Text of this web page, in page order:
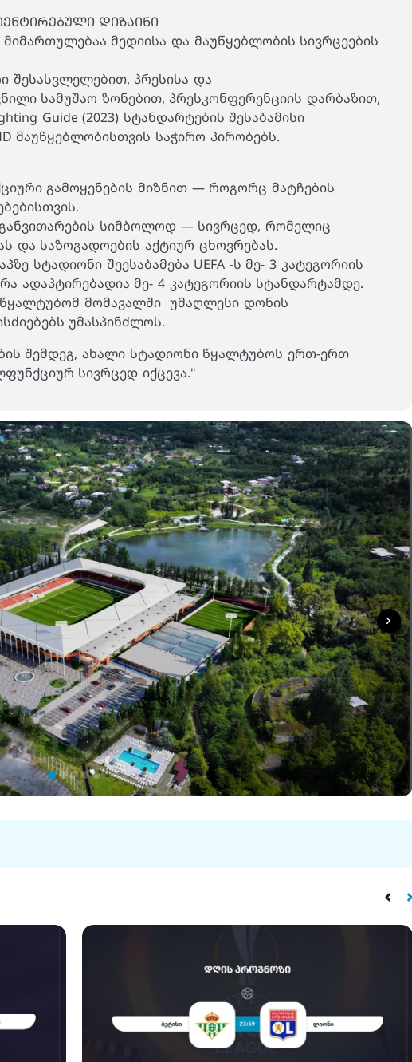
ᲓᲘᲖᲐᲘᲜᲘ
მედიისა და მაუწყებლობის სივრცეების
შესასვლელებით, პრესისა და
სამუშაო ზონებით, პრესკონფერენციის დარბაზით,
Guide (2023) სტანდარტების შესაბამისი
მაუწყებლობისთვის საჭირო პირობებს.
გამოყენების მიზნით — როგორც მატჩების
სიმბოლოდ — სივრცედ, რომელიც
და საზოგადოების აქტიურ ცხოვრებას.
სტადიონი შეესაბამება UEFA -ს მე- 3 კატეგორიის
ადაპტირებადია მე- 4 კატეგორიის სტანდარტამდე.
მომავალში უმაღლესი დონის
უმასპინძლოს.
შემდეგ, ახალი სტადიონი წყალტუბოს ერთ-ერთ
სივრცედ იქცევა."